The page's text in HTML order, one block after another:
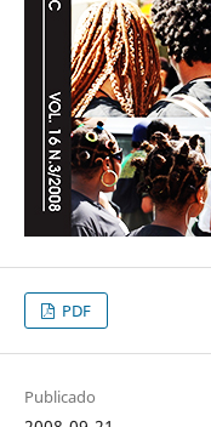
PDF
Publicado